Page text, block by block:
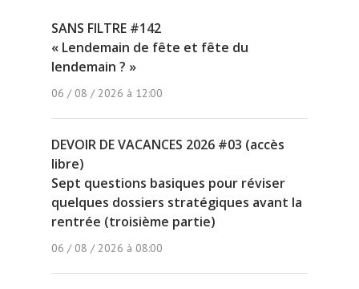
SANS FILTRE #142
« Lendemain de fête et fête du
lendemain ? »
06 / 08 / 2026 à 12:00
DEVOIR DE VACANCES 2026 #03 (accès
libre)
Sept questions basiques pour réviser
quelques dossiers stratégiques avant la
rentrée (troisième partie)
06 / 08 / 2026 à 08:00